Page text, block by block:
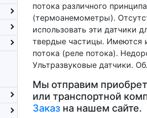
потока различного
(термоанемометры).
использовать эти датчики
твердые частицы. Имеются
потока (реле потока).
Ультразвуковые датчики.
Мы отправим
или транспортной
Заказ на нашем сайте.